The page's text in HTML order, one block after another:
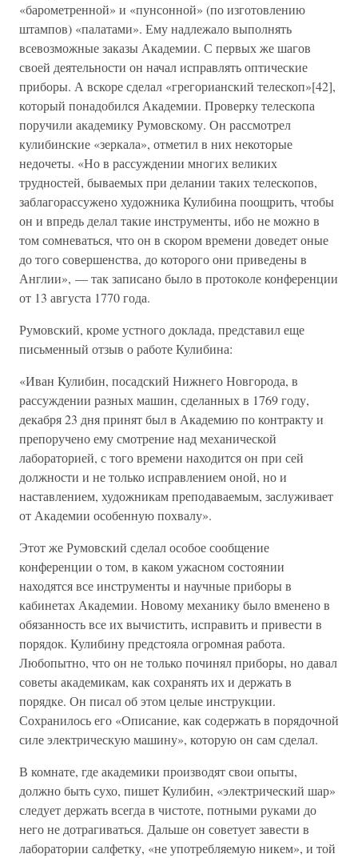
«барометренной» и «пунсонной» (по изготовлению
штампов) «палатами». Ему надлежало выполнять
всевозможные заказы Академии. С первых же шагов
своей деятельности он начал исправлять оптические
приборы. А вскоре сделал «грегорианский телескоп»[42],
который понадобился Академии. Проверку телескопа
поручили академику Румовскому. Он рассмотрел
кулибинские «зеркала», отметил в них некоторые
недочеты. «Но в рассуждении многих великих
трудностей, бываемых при делании таких телескопов,
заблагорассужено художника Кулибина поощрить, чтобы
он и впредь делал такие инструменты, ибо не можно в
том сомневаться, что он в скором времени доведет оные
до того совершенства, до которого они приведены в
Англии», — так записано было в протоколе конференции
от 13 августа 1770 года.
Румовский, кроме устного доклада, представил еще
письменный отзыв о работе Кулибина:
«Иван Кулибин, посадский Нижнего Новгорода, в
рассуждении разных машин, сделанных в 1769 году,
декабря 23 дня принят был в Академию по контракту и
препоручено ему смотрение над механической
лабораторией, с того времени находится он при сей
должности и не только исправлением оной, но и
наставлением, художникам преподаваемым, заслуживает
от Академии особенную похвалу».
Этот же Румовский сделал особое сообщение
конференции о том, в каком ужасном состоянии
находятся все инструменты и научные приборы в
кабинетах Академии. Новому механику было вменено в
обязанность все их вычистить, исправить и привести в
порядок. Кулибину предстояла огромная работа.
Любопытно, что он не только починял приборы, но давал
советы академикам, как сохранять их и держать в
порядке. Он писал об этом целые инструкции.
Сохранилось его «Описание, как содержать в порядочной
силе электрическую машину», которую он сам сделал.
В комнате, где академики производят свои опыты,
должно быть сухо, пишет Кулибин, «электрический шар»
следует держать всегда в чистоте, потными руками до
него не дотрагиваться. Дальше он советует завести в
лаборатории салфетку, «не употребляемую никем», и той